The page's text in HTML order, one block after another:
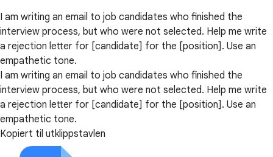
I am writing an email to job candidates who finished the
interview process, but who were not selected. Help me write
a rejection letter for [candidate] for the [position]. Use an
empathetic tone.
I am writing an email to job candidates who finished the
interview process, but who were not selected. Help me write
a rejection letter for [candidate] for the [position]. Use an
empathetic tone.
Kopiert til utklippstavlen